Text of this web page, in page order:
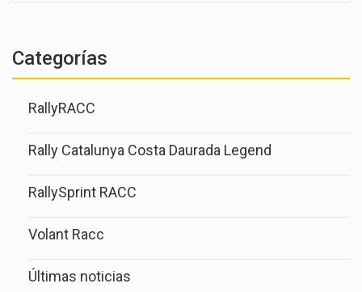
Categorías
RallyRACC
Rally Catalunya Costa Daurada Legend
RallySprint RACC
Volant Racc
Últimas noticias